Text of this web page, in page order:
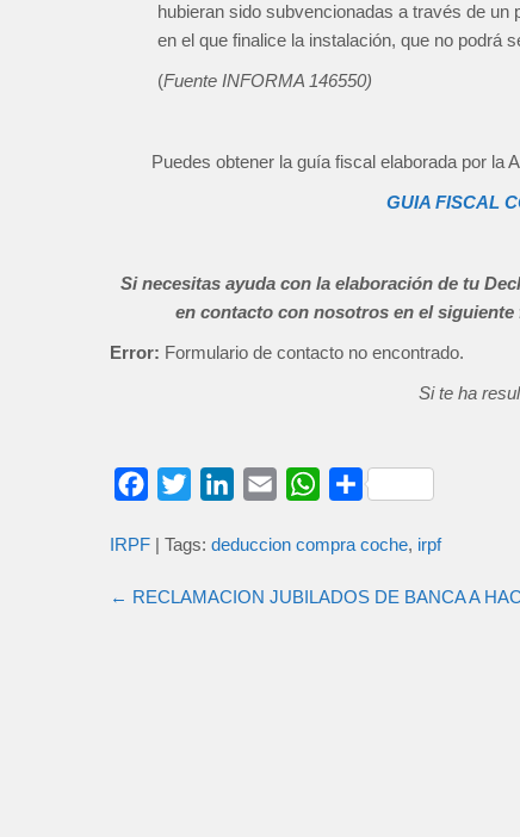
hubieran sido subvencionadas a través de
en el que finalice la instalación, que no podrá
(Fuente INFORMA 146550)
Puedes obtener la guía fiscal elaborada por la
GUIA FISCAL
Si necesitas ayuda con la elaboración de tu
en contacto con nosotros en el
Error: Formulario de contacto no encontrado.
Si te ha
c
i
n
a
W
a
C
m
IRPF | Tags: deduccion compra coche, irpf
← RECLAMACION JUBILADOS DE BANCA A